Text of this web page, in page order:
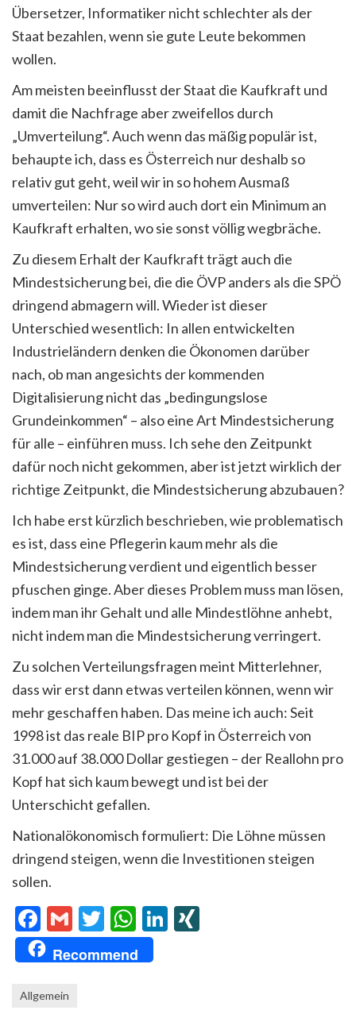
Übersetzer, Informatiker nicht schlechter als der
Staat bezahlen, wenn sie gute Leute bekommen
wollen.
Am meisten beeinflusst der Staat die Kaufkraft und
damit die Nachfrage aber zweifellos durch
„Umverteilung“. Auch wenn das mäßig populär ist,
behaupte ich, dass es Österreich nur deshalb so
relativ gut geht, weil wir in so hohem Ausmaß
umverteilen: Nur so wird auch dort ein Minimum an
Kaufkraft erhalten, wo sie sonst völlig wegbräche.
Zu diesem Erhalt der Kaufkraft trägt auch die
Mindestsicherung bei, die die ÖVP anders als die SPÖ
dringend abmagern will. Wieder ist dieser
Unterschied wesentlich: In allen entwickelten
Industrieländern denken die Ökonomen darüber
nach, ob man angesichts der kommenden
Digitalisierung nicht das „bedingungslose
Grundeinkommen“ – also eine Art Mindestsicherung
für alle – einführen muss. Ich sehe den Zeitpunkt
dafür noch nicht gekommen, aber ist jetzt wirklich der
richtige Zeitpunkt, die Mindestsicherung abzubauen?
Ich habe erst kürzlich beschrieben, wie problematisch
es ist, dass eine Pflegerin kaum mehr als die
Mindestsicherung verdient und eigentlich besser
pfuschen ginge. Aber dieses Problem muss man lösen,
indem man ihr Gehalt und alle Mindestlöhne anhebt,
nicht indem man die Mindestsicherung verringert.
Zu solchen Verteilungsfragen meint Mitterlehner,
dass wir erst dann etwas verteilen können, wenn wir
mehr geschaffen haben. Das meine ich auch: Seit
1998 ist das reale BIP pro Kopf in Österreich von
31.000 auf 38.000 Dollar gestiegen – der Reallohn pro
Kopf hat sich kaum bewegt und ist bei der
Unterschicht gefallen.
Nationalökonomisch formuliert: Die Löhne müssen
dringend steigen, wenn die Investitionen steigen
sollen.
Facebook
GmailTwitter
WhatsApp
LinkedIn
Recommend
Allgemein